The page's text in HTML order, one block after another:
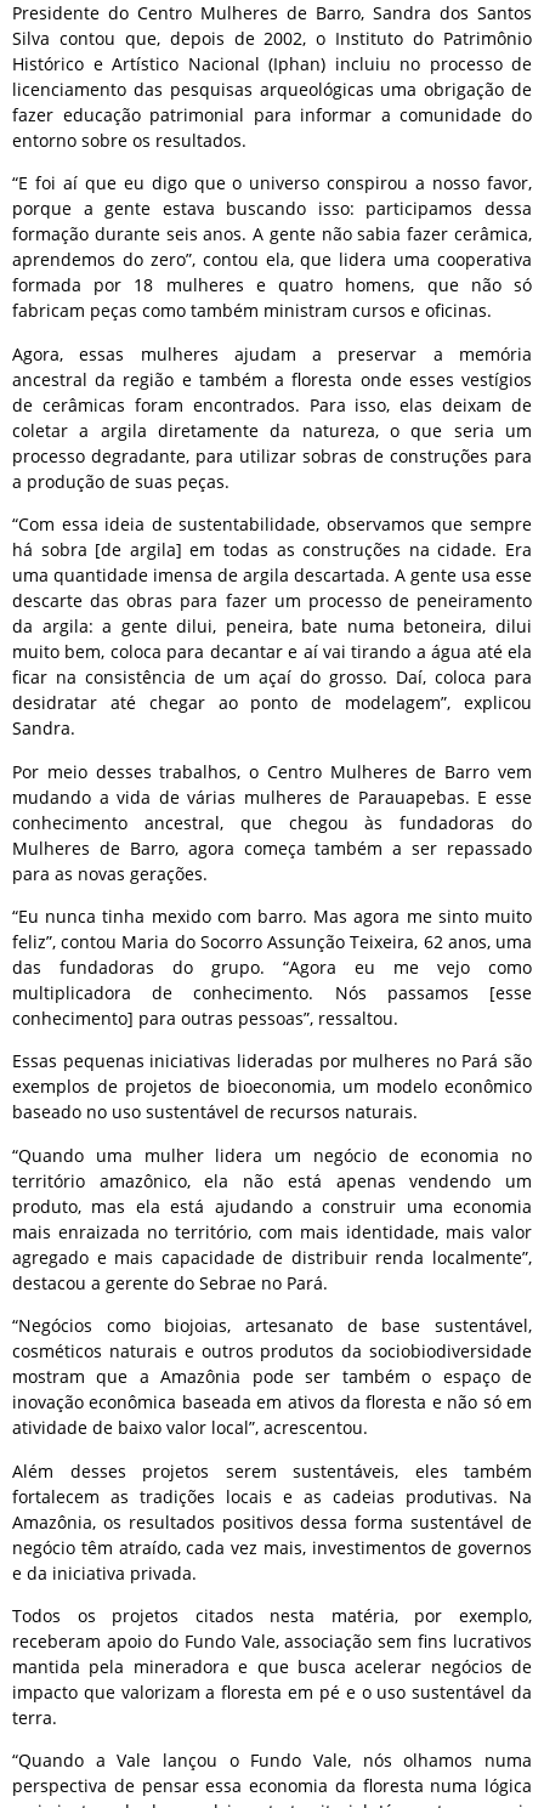
Presidente do Centro Mulheres de Barro, Sandra dos Santos
Silva contou que, depois de 2002, o Instituto do Patrimônio
Histórico e Artístico Nacional (Iphan) incluiu no processo de
licenciamento das pesquisas arqueológicas uma obrigação de
fazer educação patrimonial para informar a comunidade do
entorno sobre os resultados.
“E foi aí que eu digo que o universo conspirou a nosso favor,
porque a gente estava buscando isso: participamos dessa
formação durante seis anos. A gente não sabia fazer cerâmica,
aprendemos do zero”, contou ela, que lidera uma cooperativa
formada por 18 mulheres e quatro homens, que não só
fabricam peças como também ministram cursos e oficinas.
Agora, essas mulheres ajudam a preservar a memória
ancestral da região e também a floresta onde esses vestígios
de cerâmicas foram encontrados. Para isso, elas deixam de
coletar a argila diretamente da natureza, o que seria um
processo degradante, para utilizar sobras de construções para
a produção de suas peças.
“Com essa ideia de sustentabilidade, observamos que sempre
há sobra [de argila] em todas as construções na cidade. Era
uma quantidade imensa de argila descartada. A gente usa esse
descarte das obras para fazer um processo de peneiramento
da argila: a gente dilui, peneira, bate numa betoneira, dilui
muito bem, coloca para decantar e aí vai tirando a água até ela
ficar na consistência de um açaí do grosso. Daí, coloca para
desidratar até chegar ao ponto de modelagem”, explicou
Sandra.
Por meio desses trabalhos, o Centro Mulheres de Barro vem
mudando a vida de várias mulheres de Parauapebas. E esse
conhecimento ancestral, que chegou às fundadoras do
Mulheres de Barro, agora começa também a ser repassado
para as novas gerações.
“Eu nunca tinha mexido com barro. Mas agora me sinto muito
feliz”, contou Maria do Socorro Assunção Teixeira, 62 anos, uma
das fundadoras do grupo. “Agora eu me vejo como
multiplicadora de conhecimento. Nós passamos [esse
conhecimento] para outras pessoas”, ressaltou.
Essas pequenas iniciativas lideradas por mulheres no Pará são
exemplos de projetos de bioeconomia, um modelo econômico
baseado no uso sustentável de recursos naturais.
“Quando uma mulher lidera um negócio de economia no
território amazônico, ela não está apenas vendendo um
produto, mas ela está ajudando a construir uma economia
mais enraizada no território, com mais identidade, mais valor
agregado e mais capacidade de distribuir renda localmente”,
destacou a gerente do Sebrae no Pará.
“Negócios como biojoias, artesanato de base sustentável,
cosméticos naturais e outros produtos da sociobiodiversidade
mostram que a Amazônia pode ser também o espaço de
inovação econômica baseada em ativos da floresta e não só em
atividade de baixo valor local”, acrescentou.
Além desses projetos serem sustentáveis, eles também
fortalecem as tradições locais e as cadeias produtivas. Na
Amazônia, os resultados positivos dessa forma sustentável de
negócio têm atraído, cada vez mais, investimentos de governos
e da iniciativa privada.
Todos os projetos citados nesta matéria, por exemplo,
receberam apoio do Fundo Vale, associação sem fins lucrativos
mantida pela mineradora e que busca acelerar negócios de
impacto que valorizam a floresta em pé e o uso sustentável da
terra.
“Quando a Vale lançou o Fundo Vale, nós olhamos numa
perspectiva de pensar essa economia da floresta numa lógica